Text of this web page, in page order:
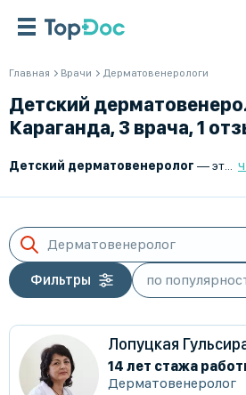
Главная Врачи Дерматовенерологи
Детский
Караганда, 3 врача, 1
Детский дерматовенеролог — это врач, который занимается диагностикой, лечением и профилактикой заболеваний кожи, волос, ногтей, а также инфекций, передающихся половым путем, у детей и подростков. Он помогает выявлять и лечить дерматологические и венерические патологии, обеспечивая здоровье кожного покрова и слизистых оболочек.
Дерматовенеролог
Фильтры
Лопуцкая
14 лет стажа
Дерматовенеролог